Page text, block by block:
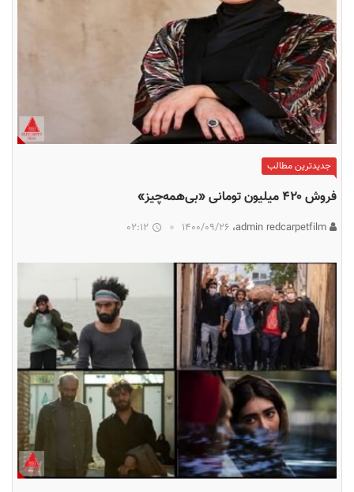
جدیدترین مطالب
فروش ۴۲۰ میلیون تومانی «بی‌همه‌چیز»
۱۴۰۰/۰۹/۲۶ 02:12